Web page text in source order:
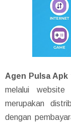
Agen Pulsa Apk
melalui
merupakan
dengan